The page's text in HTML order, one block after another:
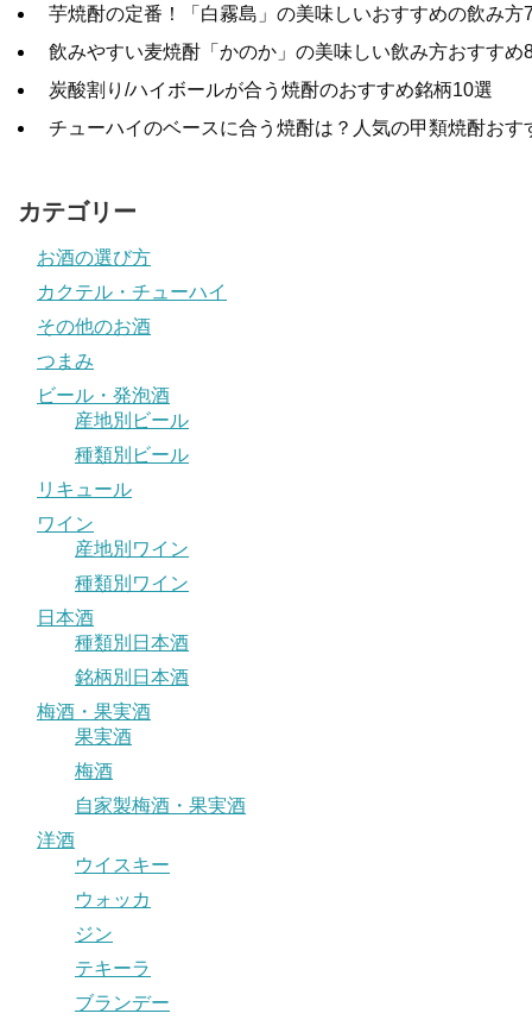
芋焼酎の定番！「白霧島」の美味しいおすすめの飲み方
飲みやすい麦焼酎「かのか」の美味しい飲み方おすすめ
炭酸割り/ハイボールが合う焼酎のおすすめ銘柄10選
チューハイのベースに合う焼酎は？人気の甲類焼酎おす
カテゴリー
お酒の選び方
カクテル・チューハイ
その他のお酒
つまみ
ビール・発泡酒
産地別ビール
種類別ビール
リキュール
ワイン
産地別ワイン
種類別ワイン
日本酒
種類別日本酒
銘柄別日本酒
梅酒・果実酒
果実酒
梅酒
自家製梅酒・果実酒
洋酒
ウイスキー
ウォッカ
ジン
テキーラ
ブランデー